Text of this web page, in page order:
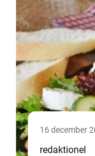
16 december
redaktionel